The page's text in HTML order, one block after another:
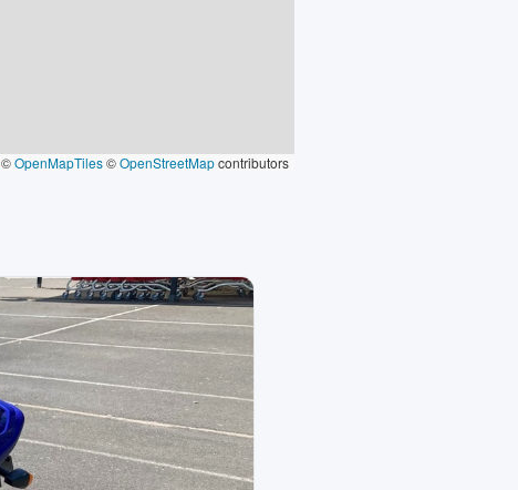
©OpenMapTiles©OpenStreetMapcontributors